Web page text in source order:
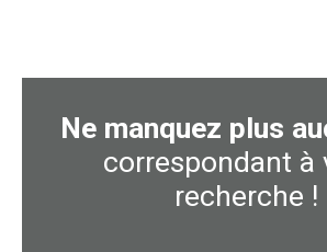
Ne manquez plus
correspondant à
recherche !